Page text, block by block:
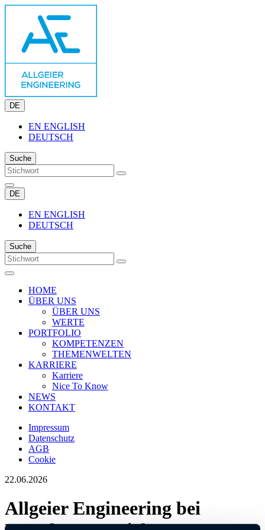
DE
EN ENGLISH
DEUTSCH
Suche
DE
EN ENGLISH
DEUTSCH
Suche
HOME
ÜBER UNS
ÜBER UNS
WERTE
PORTFOLIO
KOMPETENZEN
THEMENWELTEN
KARRIERE
Karriere
Nice To Know
NEWS
KONTAKT
Impressum
Datenschutz
AGB
Cookie
22.06.2026
Allgeier Engineering bei